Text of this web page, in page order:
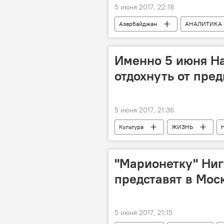
5 июня 2017, 22:18
Азербайджан АНАЛИТИКА
Эльшад Мамедов
UNEC
Именно 5 июня
отдохнуть от
5 июня 2017, 21:36
Культура ЖИЗНЬ
книги
произведения
"Марионетку"
представят в
5 июня 2017, 21:15